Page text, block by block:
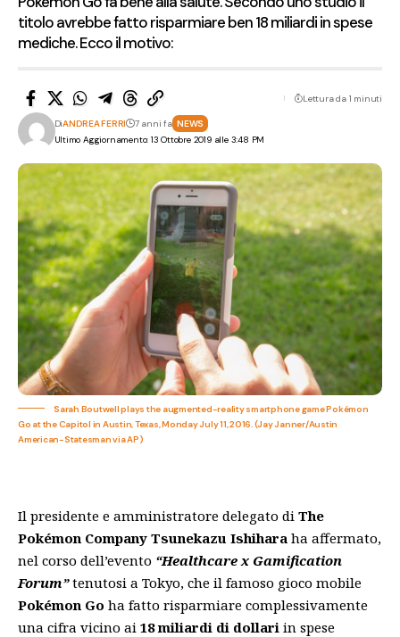
titolo avrebbe fatto risparmiare ben 18 miliardi in spese
mediche. Ecco il motivo:
Ultimo Aggiornamento: 13 Ottobre 2019 alle 3:48 PM
DiANDREA FERRI 7 anni fa NEWS
Lettura da 1 minuti
Sarah Boutwell plays the augmented-reality smartphone game Pokémon
Go at the Capitol in Austin, Texas, Monday July 11, 2016. (Jay Janner/Austin
American-Statesman via AP)
Il presidente e amministratore delegato di The
Pokémon Company Tsunekazu Ishihara ha affermato,
nel corso dell’evento “Healthcare x Gamification
Forum”tenutosi a Tokyo, che il famoso gioco mobile
Pokémon Go ha fatto risparmiare complessivamente
una cifra vicino ai 18 miliardi di dollari in spese